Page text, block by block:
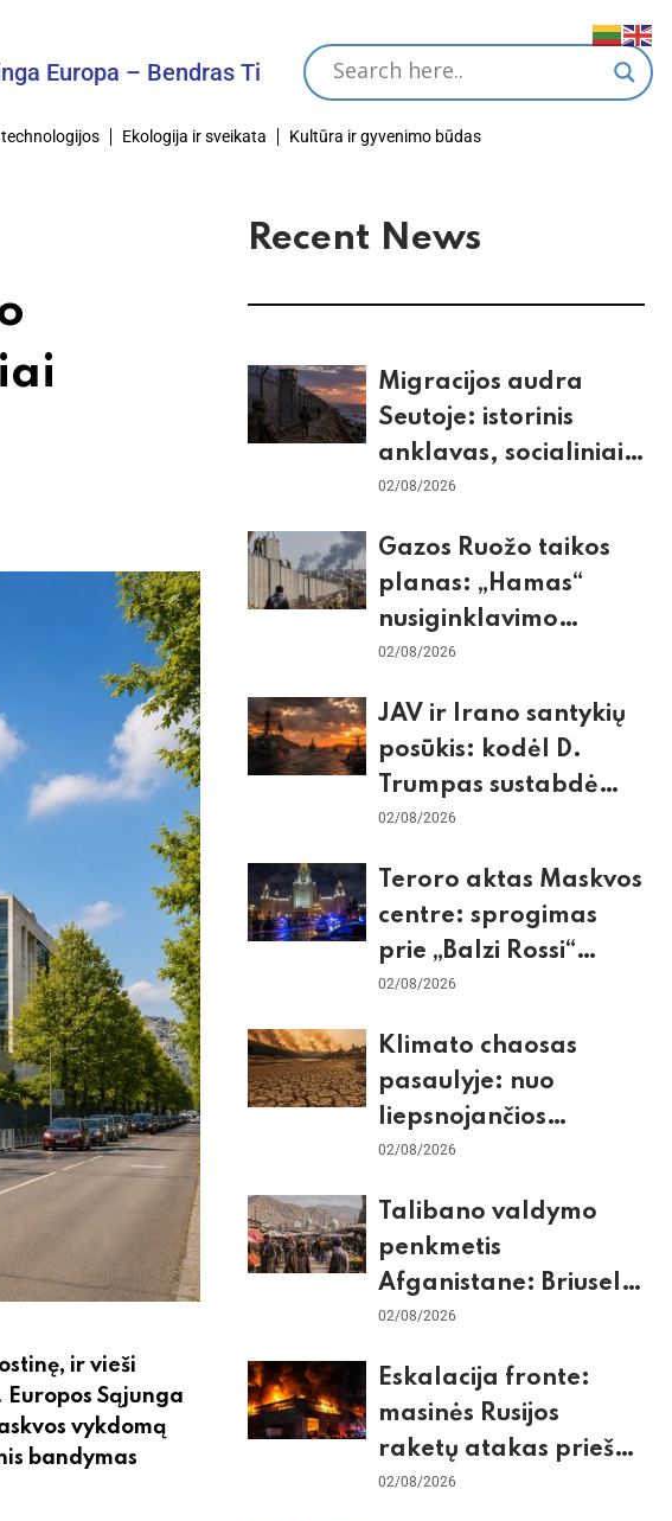
– Bendras Tikslas
Ekologija ir sveikata Kultūra ir gyvenimo būdas
ir vieši
Sąjunga
vykdomą
bandymas
Recent News
Migracijos audra
Seutoje: istorinis
anklavas, socialiniai
tinklai ir ES skilimas
02/08/2026
Gazos Ruožo taikos
planas: „Hamas“
nusiginklavimo
sąlygos, Izraelio
nerimas dėl sienos
02/08/2026
JAV ir Irano santykių
posūkis: kodėl D.
Trumpas sustabdė
smūgius ir kuo
ekonomika
02/08/2026
Teroro aktas Maskvos
centre: sprogimas
prie „Balzi Rossi“
restorano,
tikrieji taikiniai
02/08/2026
Klimato chaosas
pasaulyje: nuo
liepsnojančios
Europos iki
Antarktidos
paradokso
02/08/2026
Talibano valdymo
penkmetis
Afganistane: Briuselio
vizito užkulisiai, gilus
konfliktas su
Pakistanu
02/08/2026
Eskalacija fronte:
masinės Rusijos
raketų atakas prieš
Kijevą, dronų smūgiai
02/08/2026